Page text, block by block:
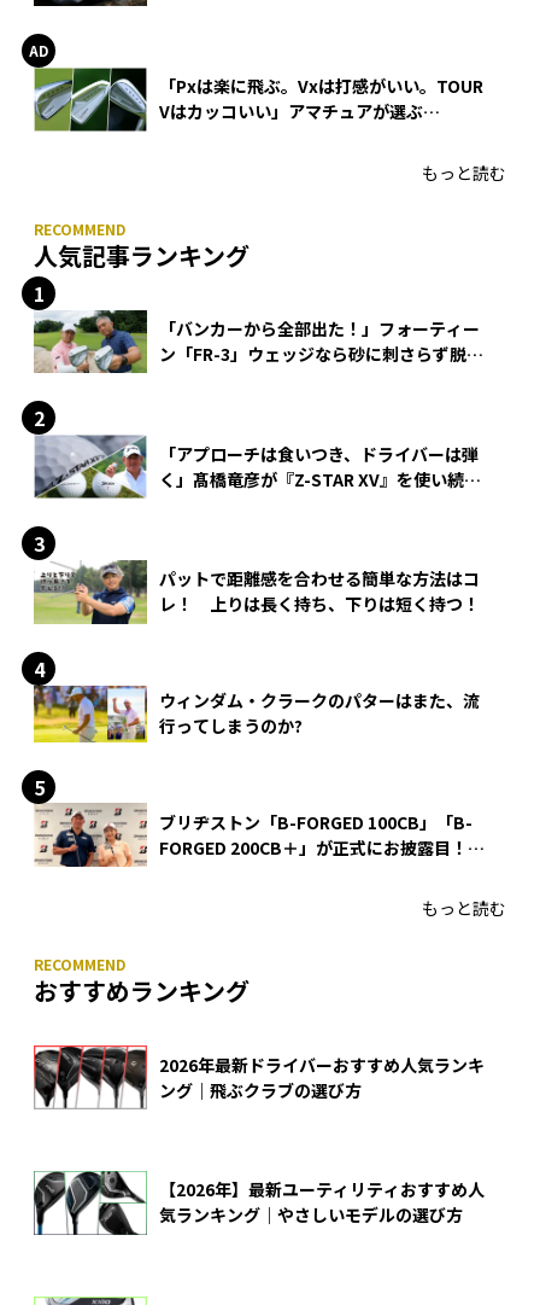
「Pxは楽に飛ぶ。Vxは打感がいい。TOUR
Vはカッコいい」アマチュアが選ぶ
もっと読む
人気記事ランキング
「バンカーから全部出た！」フォーティー
ン「FR-3」ウェッジなら砂に刺さらず脱出
「アプローチは食いつき、ドライバーは弾
く」髙橋竜彦が『Z-STAR XV』を使い続け
パットで距離感を合わせる簡単な方法はコ
レ！ 上りは長く持ち、下りは短く持つ！
ウィンダム・クラークのパターはまた、流
行ってしまうのか?
ブリヂストン「B-FORGED 100CB」「B-
FORGED 200CB＋」が正式にお披露目！
もっと読む
おすすめランキング
2026年最新ドライバーおすすめ人気ランキ
ング｜飛ぶクラブの選び方
【2026年】最新ユーティリティおすすめ人
気ランキング｜やさしいモデルの選び方